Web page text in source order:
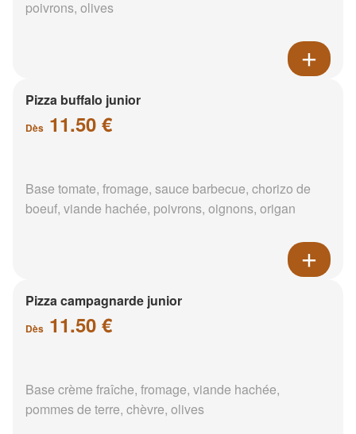
poivrons, olives
Pizza buffalo junior
Dès 11.50 €
Base tomate, fromage, sauce barbecue, chorizo de
boeuf, viande hachée, poivrons, oignons, origan
Pizza campagnarde junior
Dès 11.50 €
Base crème fraîche, fromage, viande hachée,
pommes de terre, chèvre, olives